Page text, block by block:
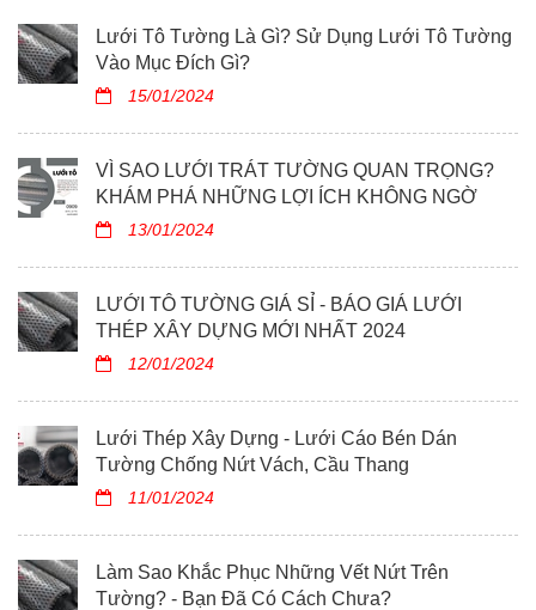
Lưới Tô Tường Là Gì? Sử Dụng Lưới Tô Tường
Vào Mục Đích Gì?
15/01/2024
VÌ SAO LƯỚI TRÁT TƯỜNG QUAN TRỌNG?
KHÁM PHÁ NHỮNG LỢI ÍCH KHÔNG NGỜ
13/01/2024
LƯỚI TÔ TƯỜNG GIÁ SỈ - BÁO GIÁ LƯỚI
THÉP XÂY DỰNG MỚI NHẤT 2024
12/01/2024
Lưới Thép Xây Dựng - Lưới Cáo Bén Dán
Tường Chống Nứt Vách, Cầu Thang
11/01/2024
Làm Sao Khắc Phục Những Vết Nứt Trên
Tường? - Bạn Đã Có Cách Chưa?